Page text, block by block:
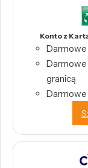
Konto z
granicą